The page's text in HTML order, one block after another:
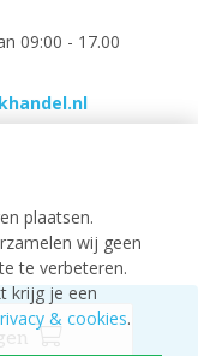
plaatsen.
wij geen
te verbeteren.
krijg je een
& cookies.
09:00 - 17.00